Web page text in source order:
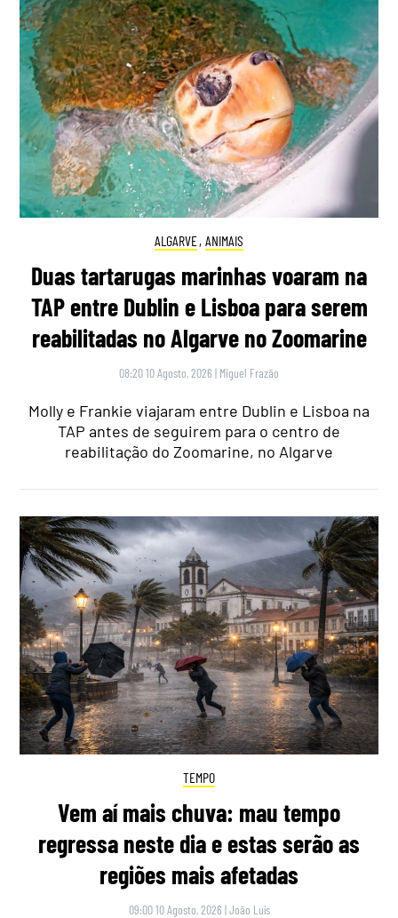
ALGARVE, ANIMAIS
Duas tartarugas marinhas voaram na
TAP entre Dublin e Lisboa para serem
reabilitadas no Algarve no Zoomarine
08:20 10 Agosto, 2026 | Miguel Frazão
Molly e Frankie viajaram entre Dublin e Lisboa na
TAP antes de seguirem para o centro de
reabilitação do Zoomarine, no Algarve
TEMPO
Vem aí mais chuva: mau tempo
regressa neste dia e estas serão as
regiões mais afetadas
09:00 10 Agosto, 2026 |João Luís